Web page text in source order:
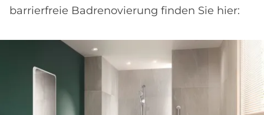
barrierfreie Badrenovierung finden Sie hier: